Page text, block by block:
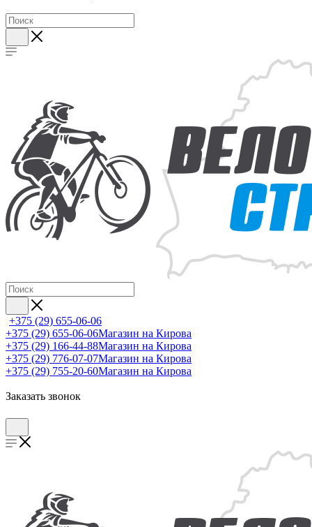
+375 (29) 655-06-06
+375 (29) 655-06-06Магазин на Кирова
+375 (29) 166-44-88Магазин на Кирова
+375 (29) 776-07-07Магазин на Кирова
+375 (29) 755-20-60Магазин на Кирова
Заказать звонок